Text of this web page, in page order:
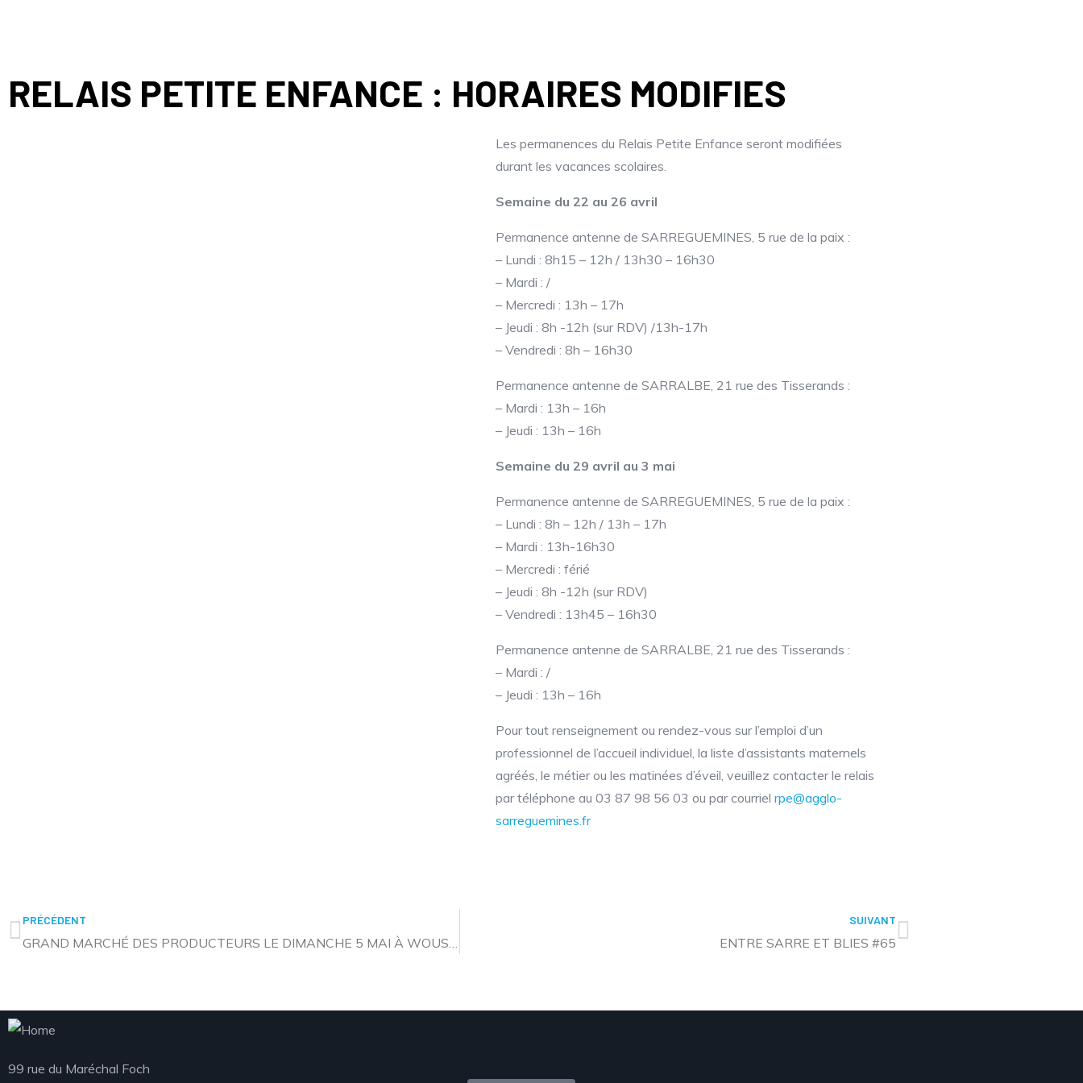
RELAIS PETITE ENFANCE : HORAIRES MODIFIES
Les permanences du Relais Petite Enfance seront modifiées
durant les vacances scolaires.
Semaine du 22 au 26 avril
Permanence antenne de SARREGUEMINES, 5 rue de la paix :
– Lundi : 8h15 – 12h / 13h30 – 16h30
– Mardi : /
– Mercredi : 13h – 17h
– Jeudi : 8h -12h (sur RDV) /13h-17h
– Vendredi : 8h – 16h30
Permanence antenne de SARRALBE, 21 rue des Tisserands :
– Mardi : 13h – 16h
– Jeudi : 13h – 16h
Semaine du 29 avril au 3 mai
Permanence antenne de SARREGUEMINES, 5 rue de la paix :
– Lundi : 8h – 12h / 13h – 17h
– Mardi : 13h-16h30
– Mercredi : férié
– Jeudi : 8h -12h (sur RDV)
– Vendredi : 13h45 – 16h30
Permanence antenne de SARRALBE, 21 rue des Tisserands :
– Mardi : /
– Jeudi : 13h – 16h
Pour tout renseignement ou rendez-vous sur l’emploi d’un
professionnel de l’accueil individuel, la liste d’assistants maternels
agréés, le métier ou les matinées d’éveil, veuillez contacter le relais
par téléphone au 03 87 98 56 03 ou par courriel rpe@agglo-
sarreguemines.fr
PRÉCÉDENT
GRAND MARCHÉ DES PRODUCTEURS LE DIMANCHE 5 MAI À WOUSTVILLER
SUIVANT
ENTRE SARRE ET BLIES #65
99 rue du Maréchal Foch